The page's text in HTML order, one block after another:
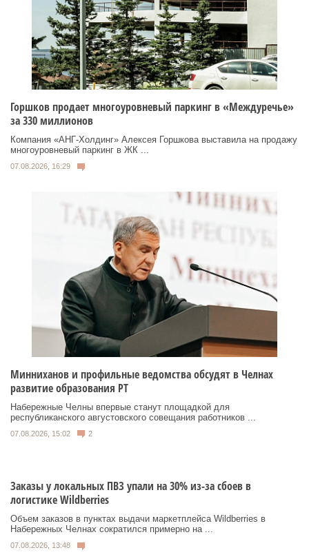
Горшков продает многоуровневый паркинг в «Междуречье»
за 330 миллионов
Компания «АНГ-Холдинг» Алексея Горшкова выставила на продажу
многоуровневый паркинг в ЖК ...
07.08.2026, 16:29
Минниханов и профильные ведомства обсудят в Челнах
развитие образования РТ
Набережные Челны впервые станут площадкой для
республиканского августовского совещания работников ...
07.08.2026, 15:02 2
Заказы у локальных ПВЗ упали на 30% из-за сбоев в
логистике Wildberries
Объем заказов в пунктах выдачи маркетплейса Wildberries в
Набережных Челнах сократился примерно на ...
07.08.2026, 13:48